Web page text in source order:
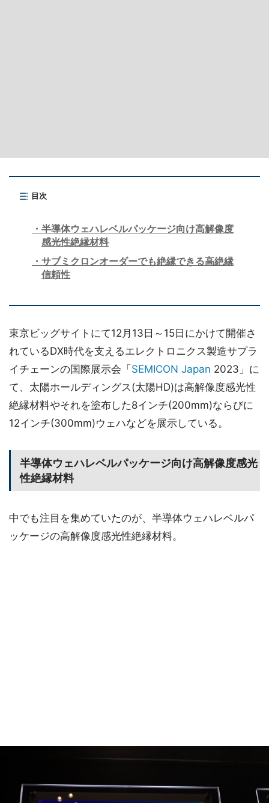
目次
半導体ウェハレベルパッケージ向け高解像度
感光性絶縁材料
サブミクロンオーダーでも絶縁できる高絶縁
信頼性
東京ビッグサイトにて12月13日～15日にかけて開催さ
れているDX時代を支えるエレクトロニクス製造サプラ
イチェーンの国際展示会「 SEMICON Japan 2023」に
て、太陽ホールディングス(太陽HD)は高解像度感光性
絶縁材料やそれを塗布した8インチ(200mm)ならびに
12インチ(300mm)ウェハなどを展示している。
半導体ウェハレベルパッケージ向け高解像度感光
性絶縁材料
中でも注目を集めていたのが、半導体ウェハレベルパ
ッケージの高解像度感光性絶縁材料。